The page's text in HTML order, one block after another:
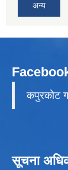
अन्य
कपुरकाेट
सूचना